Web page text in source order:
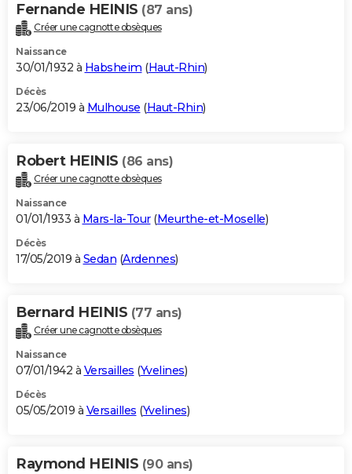
Fernande HEINIS (87 ans)
Créer une cagnotte obsèques
Naissance
30/01/1932 à Habsheim (Haut-Rhin)
Décès
23/06/2019 à Mulhouse (Haut-Rhin)
Robert HEINIS (86 ans)
Créer une cagnotte obsèques
Naissance
01/01/1933 à Mars-la-Tour(Meurthe-et-Moselle)
Décès
17/05/2019 à Sedan (Ardennes)
Bernard HEINIS (77 ans)
Créer une cagnotte obsèques
Naissance
07/01/1942 à Versailles (Yvelines)
Décès
05/05/2019 à Versailles (Yvelines)
Raymond HEINIS (90 ans)